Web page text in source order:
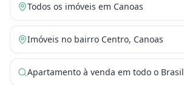
Todos os imóveis em Canoas
Imóveis no bairro Centro, Canoas
Apartamento à venda em todo o Brasil